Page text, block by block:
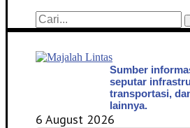
Sumber
seputar
transportasi,
lainnya.
6 August 2026